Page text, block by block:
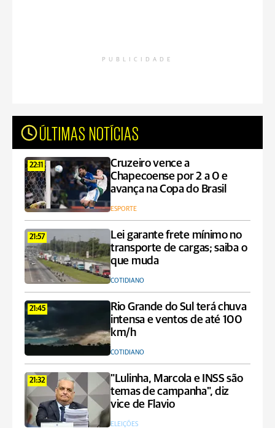
PUBLICIDADE
ÚLTIMAS NOTÍCIAS
22:11
Cruzeiro vence a
Chapecoense por 2 a 0 e
avança na Copa do Brasil
ESPORTE
21:57
Lei garante frete mínimo no
transporte de cargas; saiba o
que muda
COTIDIANO
21:45
Rio Grande do Sul terá chuva
intensa e ventos de até 100
km/h
COTIDIANO
21:32
"Lulinha, Marcola e INSS são
temas de campanha", diz
vice de Flavio
ELEIÇÕES